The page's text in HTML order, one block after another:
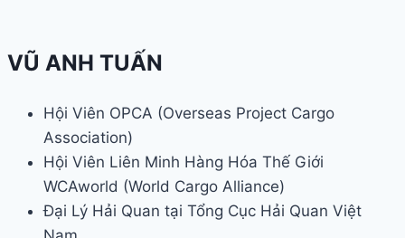
VŨ ANH TUẤN
Hội Viên OPCA (Overseas Project Cargo
Association)
Hội Viên Liên Minh Hàng Hóa Thế Giới
WCAworld (World Cargo Alliance)
Đại Lý Hải Quan tại Tổng Cục Hải Quan Việt